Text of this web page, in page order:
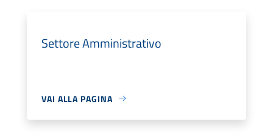
Settore Amministrativo
VAI ALLA PAGINA